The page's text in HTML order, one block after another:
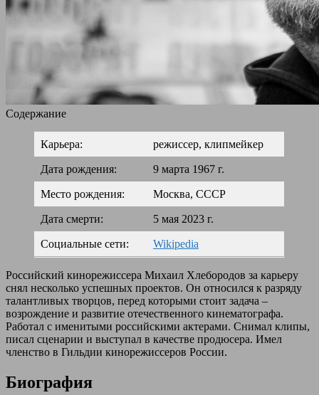
Содержание
Карьера: режиссер, клипмейкер
Дата рождения: 9 марта 1967 г.
Место рождения: Москва, СССР
Дата смерти: 5 мая 2023 г.
Социальные сети: Wikipedia
Российский кинорежиссера Михаил Хлебородов за карьеру
снял несколько успешных проектов. Он относился к разряду
талантливых творцов, перед которыми стоит задача –
возрождение и развитие отечественного кинематографа.
Работал с именитыми российскими актерами. Снимал клипы,
писал сценарии и выступал в качестве продюсера. Имел
членство в Гильдии кинорежиссеров России.
Биография